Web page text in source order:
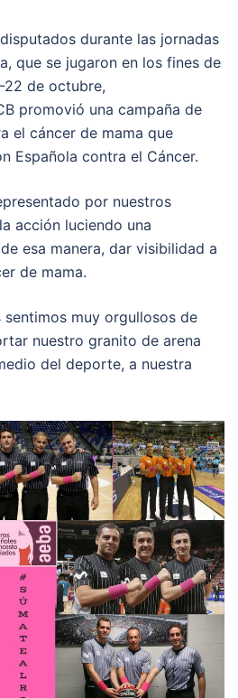
durante las jornadas
que se jugaron en los fines de
22 de octubre,
promovió una campaña de
el cáncer de mama que
Española contra el Cáncer.
por nuestros
acción luciendo una
esa manera, dar visibilidad a
de mama.
muy orgullosos de
nuestro granito de arena
del deporte, a nuestra